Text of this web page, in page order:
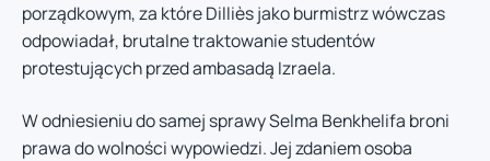
porządkowym, za które Dilliès jako burmistrz wówczas
odpowiadał, brutalne traktowanie studentów
protestujących przed ambasadą Izraela.
W odniesieniu do samej sprawy Selma Benkhelifa broni
prawa do wolności wypowiedzi. Jej zdaniem osoba